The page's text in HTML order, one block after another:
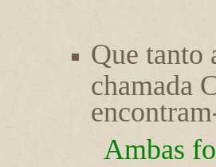
Que tanto
chamada
Ambas